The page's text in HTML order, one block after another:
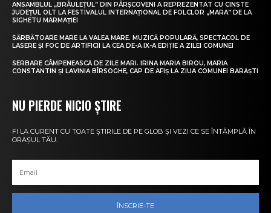
ANSAMBLUL „BRÂULEȚUL” DIN PÂRȘCOVENI A REPREZENTAT CU CINSTE
JUDEȚUL OLT LA FESTIVALUL INTERNAȚIONAL DE FOLCLOR „MARA” DE LA
SIGHETU MARMAȚIEI
SĂRBĂTOARE MARE LA VALEA MARE. MUZICĂ POPULARĂ, SPECTACOL DE
LASERE ȘI FOC DE ARTIFICII LA CEA DE-A IX-A EDIȚIE A ZILEI COMUNEI
SERBARE CÂMPENEASCĂ DE ZILE MARI. IRINA MARIA BIROU, MARIA
CONSTANTIN ȘI LAVINIA BÎRSOGHE, CAP DE AFIȘ LA ZIUA COMUNEI BĂRĂȘTI
NU PIERDE NICIO ȘTIRE
FI LA CURENT CU TOATE ȘTIRILE DE PE GLOB ȘI VEZI CE SE ÎNTÂMPLĂ ÎN
ORAȘUL TĂU.
ÎNSCRIE-TE